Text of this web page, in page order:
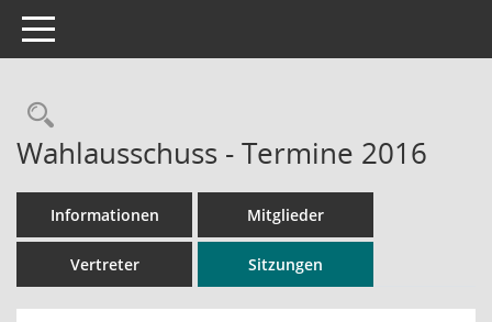
Toggle navigation
Rechercheauswahl
Wahlausschuss - Termine 2016
Informationen Mitglieder
Vertreter Sitzungen